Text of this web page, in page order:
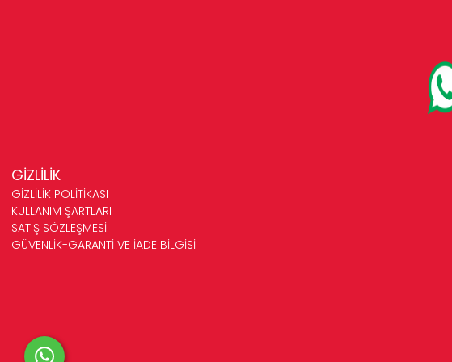
GİZLİLİK
GİZLİLİK POLİTİKASI
KULLANIM ŞARTLARI
SATIŞ SÖZLEŞMESİ
GÜVENLİK-GARANTİ VE İADE BİLGİSİ